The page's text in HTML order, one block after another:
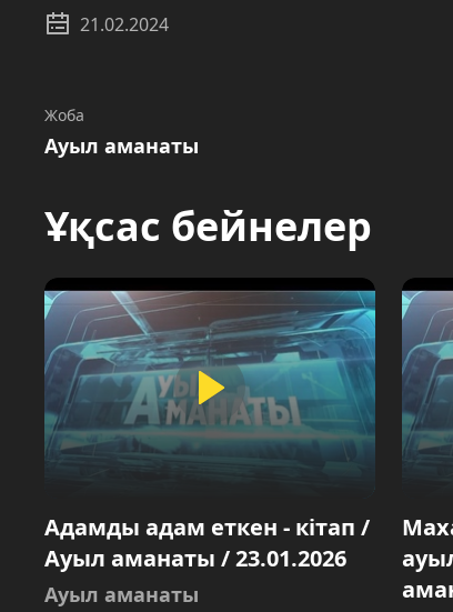
21.02.2024
Жоба
Ауыл аманаты
Ұқсас бейнелер
Адамды адам еткен - кітап /
Ауыл аманаты / 23.01.2026
Ауыл аманаты